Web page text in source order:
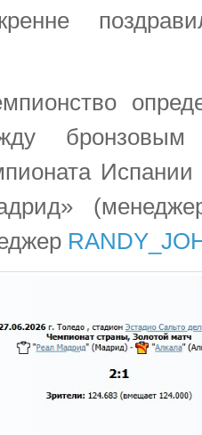
Испании